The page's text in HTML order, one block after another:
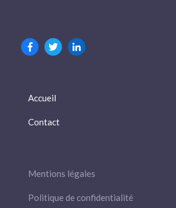
Accueil
Contact
Mentions légales
Politique de confidentialité